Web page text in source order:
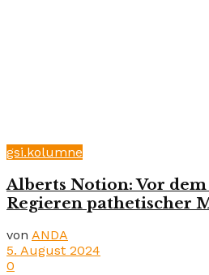
gsi.kolumne
Alberts Notion: Vor
Regieren pathetischer
von ANDA
5. August 2024
0